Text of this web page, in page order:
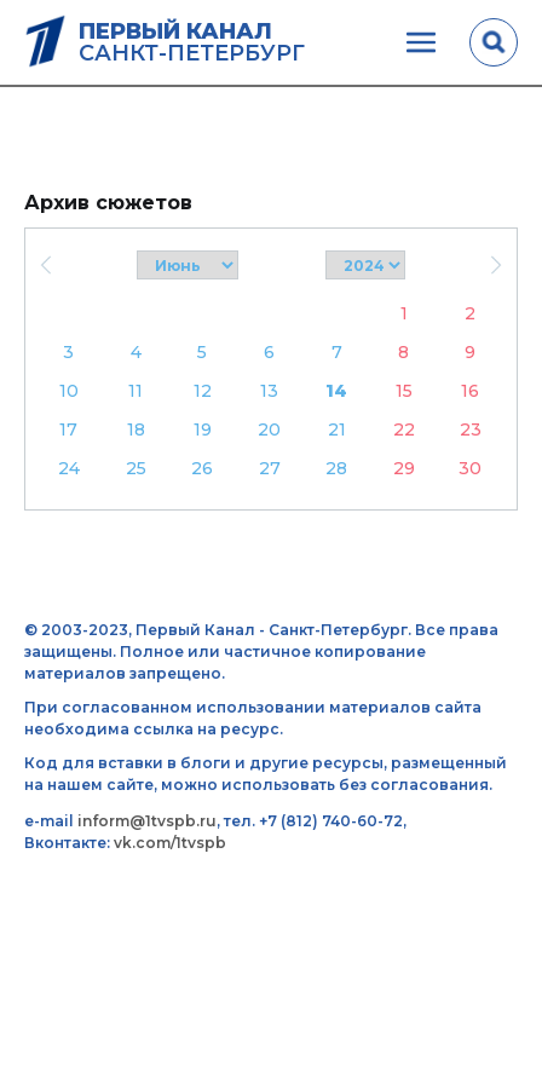
ПЕРВЫЙ КАНАЛ
САНКТ-ПЕТЕРБУРГ
Архив сюжетов
1
2
3
4 5 6 7 8
9
10
11 12 13 14 15
16
17
18 19 20 21 22
23
24
25 26 27 28 29 30
© 2003-2023, Первый Канал - Санкт-Петербург. Все права
защищены. Полное или частичное копирование
материалов запрещено.
При согласованном использовании материалов сайта
необходима ссылка на ресурс.
Код для вставки в блоги и другие ресурсы, размещенный
на нашем сайте, можно использовать без согласования.
e-mail inform@1tvspb.ru, тел. +7 (812) 740-60-72,
Вконтакте: vk.com/1tvspb